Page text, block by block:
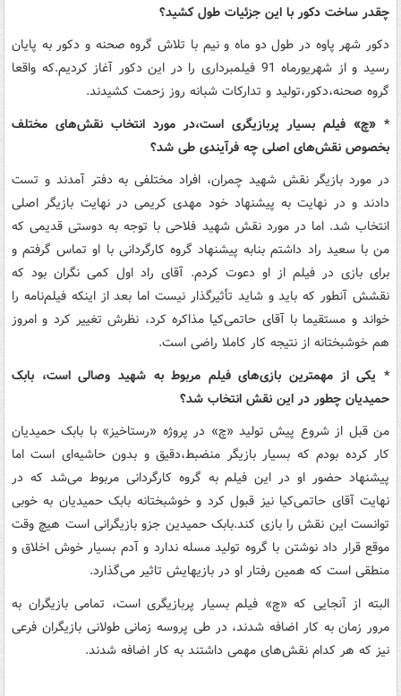
چقدر ساخت دکور با این جزئیات طول کشید؟
دکور شهر پاوه در طول دو ماه و نیم با تلاش گروه صحنه و دکور به پایان
رسید و از شهریورماه 91 فیلمبرداری را در این دکور آغاز کردیم.که واقعا
گروه صحنه‌،دکور،تولید و تدارکات شبانه روز زحمت کشیدند.
* «چ» فیلم بسیار پربازیگری است،در مورد انتخاب نقش‌های مختلف
بخصوص نقش‌های اصلی چه فرآیندی طی شد؟
در مورد بازیگر نقش شهید چمران، افراد مختلفی به دفتر آمدند و تست
دادند و در نهایت به پیشنهاد خود مهدی کریمی در نهایت بازیگر اصلی
انتخاب شد. اما در مورد نقش شهید فلاحی با توجه به دوستی قدیمی که
من با سعید راد داشتم بنابه پیشنهاد گروه کارگردانی با او تماس گرفتم و
برای بازی در فیلم از او دعوت کردم. آقای راد اول کمی نگران بود که
نقشش آنطور که باید و شاید تأثیرگذار نیست اما بعد از اینکه فیلم‌نامه را
خواند و مستقیما با آقای حاتمی‌کیا مذاکره کرد، نظرش تغییر کرد و امروز
هم خوشبختانه از نتیجه کار کاملا راضی است.
* یکی از مهمترین بازی‌های فیلم مربوط به شهید وصالی است، بابک
حمیدیان چطور در این نقش انتخاب شد؟
من قبل از شروع پیش تولید «چ» در پروژه «رستاخیز» با بابک حمیدیان
کار کرده بودم که بسیار بازیگر منضبط،دقیق و بدون حاشیه‌ای است اما
پیشنهاد حضور او در این فیلم به گروه کارگردانی مربوط می‌شد که در
نهایت آقای حاتمی‌کیا نیز قبول کرد و خوشبختانه بابک حمیدیان به خوبی
توانست این نقش را بازی کند.بابک حمیدین جزو بازیگرانی است هیچ وقت
موقع قرار داد نوشتن با گروه تولید مسله ندارد و آدم بسیار خوش اخلاق و
منطقی است که همین رفتار او در بازیهایش تاثیر می‌گذارد.
البته از آنجایی که «چ» فیلم بسیار پربازیگری است، تمامی بازیگران به
مرور زمان به کار اضافه شدند، در طی پروسه زمانی طولانی بازیگران فرعی
نیز که هر کدام نقش‌های مهمی داشتند به کار اضافه شدند.